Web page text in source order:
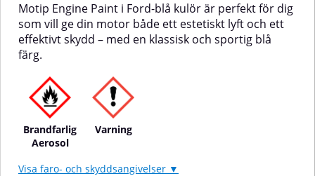
Motip Engine Paint i Ford-blå kulör är perfekt för dig
som vill ge din motor både ett estetiskt lyft och ett
effektivt skydd – med en klassisk och sportig blå
färg.
Brandfarlig
Aerosol
Varning
Visa faro- och skyddsangivelser ▼